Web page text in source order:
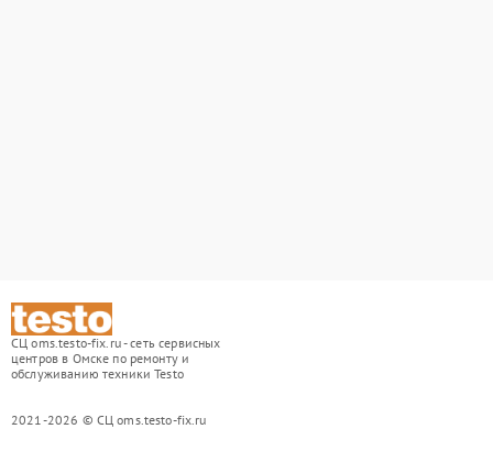
СЦ oms.testo-fix.ru - сеть сервисных
центров в Омске по ремонту и
обслуживанию техники Testo
2021-2026 © СЦ oms.testo-fix.ru